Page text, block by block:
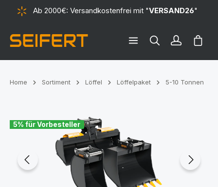
springenAb 2000€: Versandkostenfrei mit "VERSAND26"
Home Sortiment Löffel Löffelpaket 5-10 Tonnen
5% für Vorbesteller